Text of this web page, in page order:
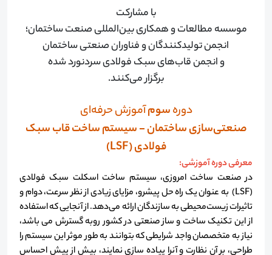
با مشارکت
موسسه مطالعات و همکاری بین‌المللی صنعت ساختمان؛
انجمن تولیدکنندگان و فناوران صنعتی ساختمان
و انجمن قاب‌های سبک فولادی سردنورد شده
برگزار می‌کنند.
دورهسومآموزش حرفه‌ای
صنعتی‌سازی ساختمان - سیستم ساخت قاب سبک
فولادی (LSF)
معرفی دوره آموزشی:
در صنعت ساخت امروزی، سیستم ساخت اسکلت سبک فولادی
(LSF) به عنوان یک راه حل پیشرو، مزایای زیادی از نظر سرعت، دوام و
تاثیرات زیست‌محیطی به سازندگان ارائه می‌دهد. از آنجایی که استفاده
از این تکنیک ساخت و ساز صنعتی در کشور روبه گسترش می باشد،
نیاز به متخصصان واجد شرایطی که بتوانند به طور موثر این سیستم را
طراحی، بر آن نظارت و آنرا پیاده سازی نمایند، بیش از پیش احساس